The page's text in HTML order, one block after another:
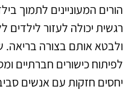
הורים המעוניינים לתמוך
רגשית יכולה לעזור
ולבטא אותם בצורה
לפיתוח כישורים חברתיים
יחסים חזקות עם אנשים